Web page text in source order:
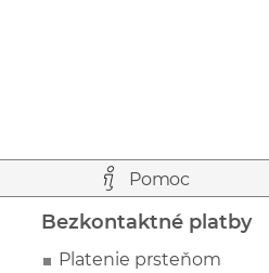
Pomoc
Bezkontaktné platby
Platenie prsteňom